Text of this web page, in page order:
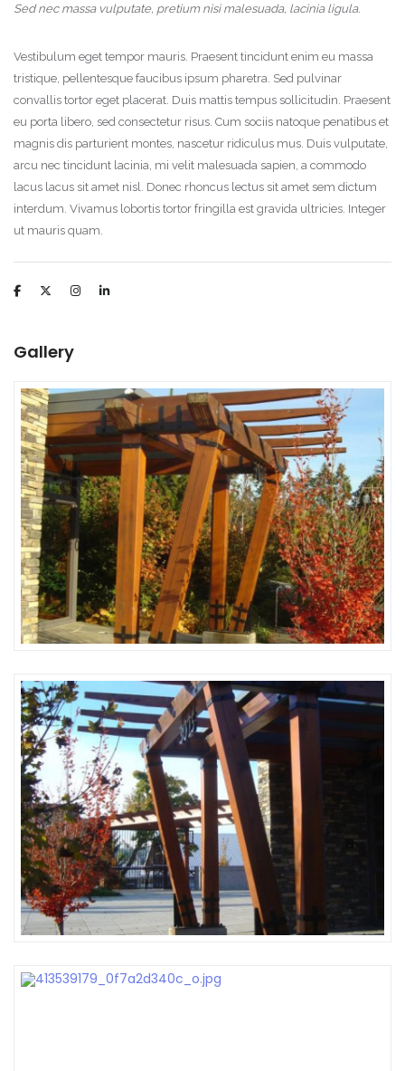
Sed nec massa vulputate, pretium nisi malesuada, lacinia ligula.
Vestibulum eget tempor mauris. Praesent tincidunt enim eu massa
tristique, pellentesque faucibus ipsum pharetra. Sed pulvinar
convallis tortor eget placerat. Duis mattis tempus sollicitudin. Praesent
eu porta libero, sed consectetur risus. Cum sociis natoque penatibus et
magnis dis parturient montes, nascetur ridiculus mus. Duis vulputate,
arcu nec tincidunt lacinia, mi velit malesuada sapien, a commodo
lacus lacus sit amet nisl. Donec rhoncus lectus sit amet sem dictum
interdum. Vivamus lobortis tortor fringilla est gravida ultricies. Integer
ut mauris quam.
Gallery
Demo login details for User:
Username: user
Lozinka: user
Zapamti me Forgot Password?
Sign In